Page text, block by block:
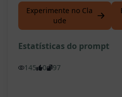
Experimente no Cla
ude
Estatísticas do prompt
145 0 97